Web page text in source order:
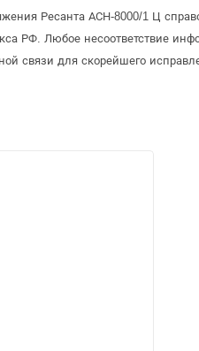
Ресанта АСН-8000/1 Ц
РФ. Любое несоответствие
связи для скорейшего